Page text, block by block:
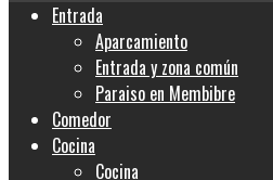
Entrada
Aparcamiento
Entrada y zona común
Paraiso en Membibre
Comedor
Cocina
Cocina